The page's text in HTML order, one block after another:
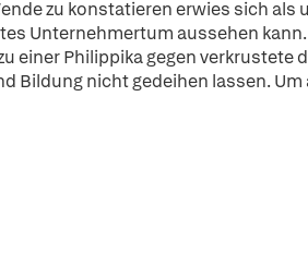
zu konstatieren erwies sich
Unternehmertum aussehen kann.
einer Philippika gegen verkrustete
Bildung nicht gedeihen lassen.